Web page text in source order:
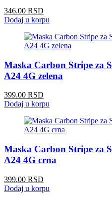
346.00 RSD
Dodaj u korpu
Maska Carbon Stripe za
A24 4G zelena
399.00 RSD
Dodaj u korpu
Maska Carbon Stripe za
A24 4G crna
399.00 RSD
Dodaj u korpu